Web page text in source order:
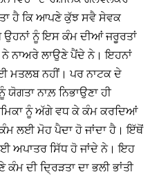
ਹੈ ਕਿ ਆਪਣੇ ਕੁੱਝ ਸਵੈ ਸੇਵਕ
ਨੂੰ ਇਸ ਕੰਮ ਦੀਆਂ ਜਰੂਰਤਾਂ
ਨਾਅਰੇ ਲਾਉਣੇ ਪੈਂਦੇ ਨੇ। ਇਹਨਾਂ
ਮਤਲਬ ਨਹੀਂ। ਪਰ ਨਾਟਕ ਦੇ
ਨਾਲ਼ ਨਿਭਾਉਣਾ ਹੀ
ਨੂੰ ਅੱਗੇ ਵਧ ਕੇ ਕੰਮ ਕਰਦਿਆਂ
ਲਈ ਮੋਹ ਪੈਦਾ ਹੋ ਜਾਂਦਾ ਹੈ। ਇੱਥੋਂ
ਅਪਾਤਰ ਸਿੱਧ ਹੋ ਜਾਂਦੇ ਨੇ। ਇਹ
ਦੀ ਦ੍ਰਿੜਤਾ ਦਾ ਭਲੀ ਭਾਂਤੀ